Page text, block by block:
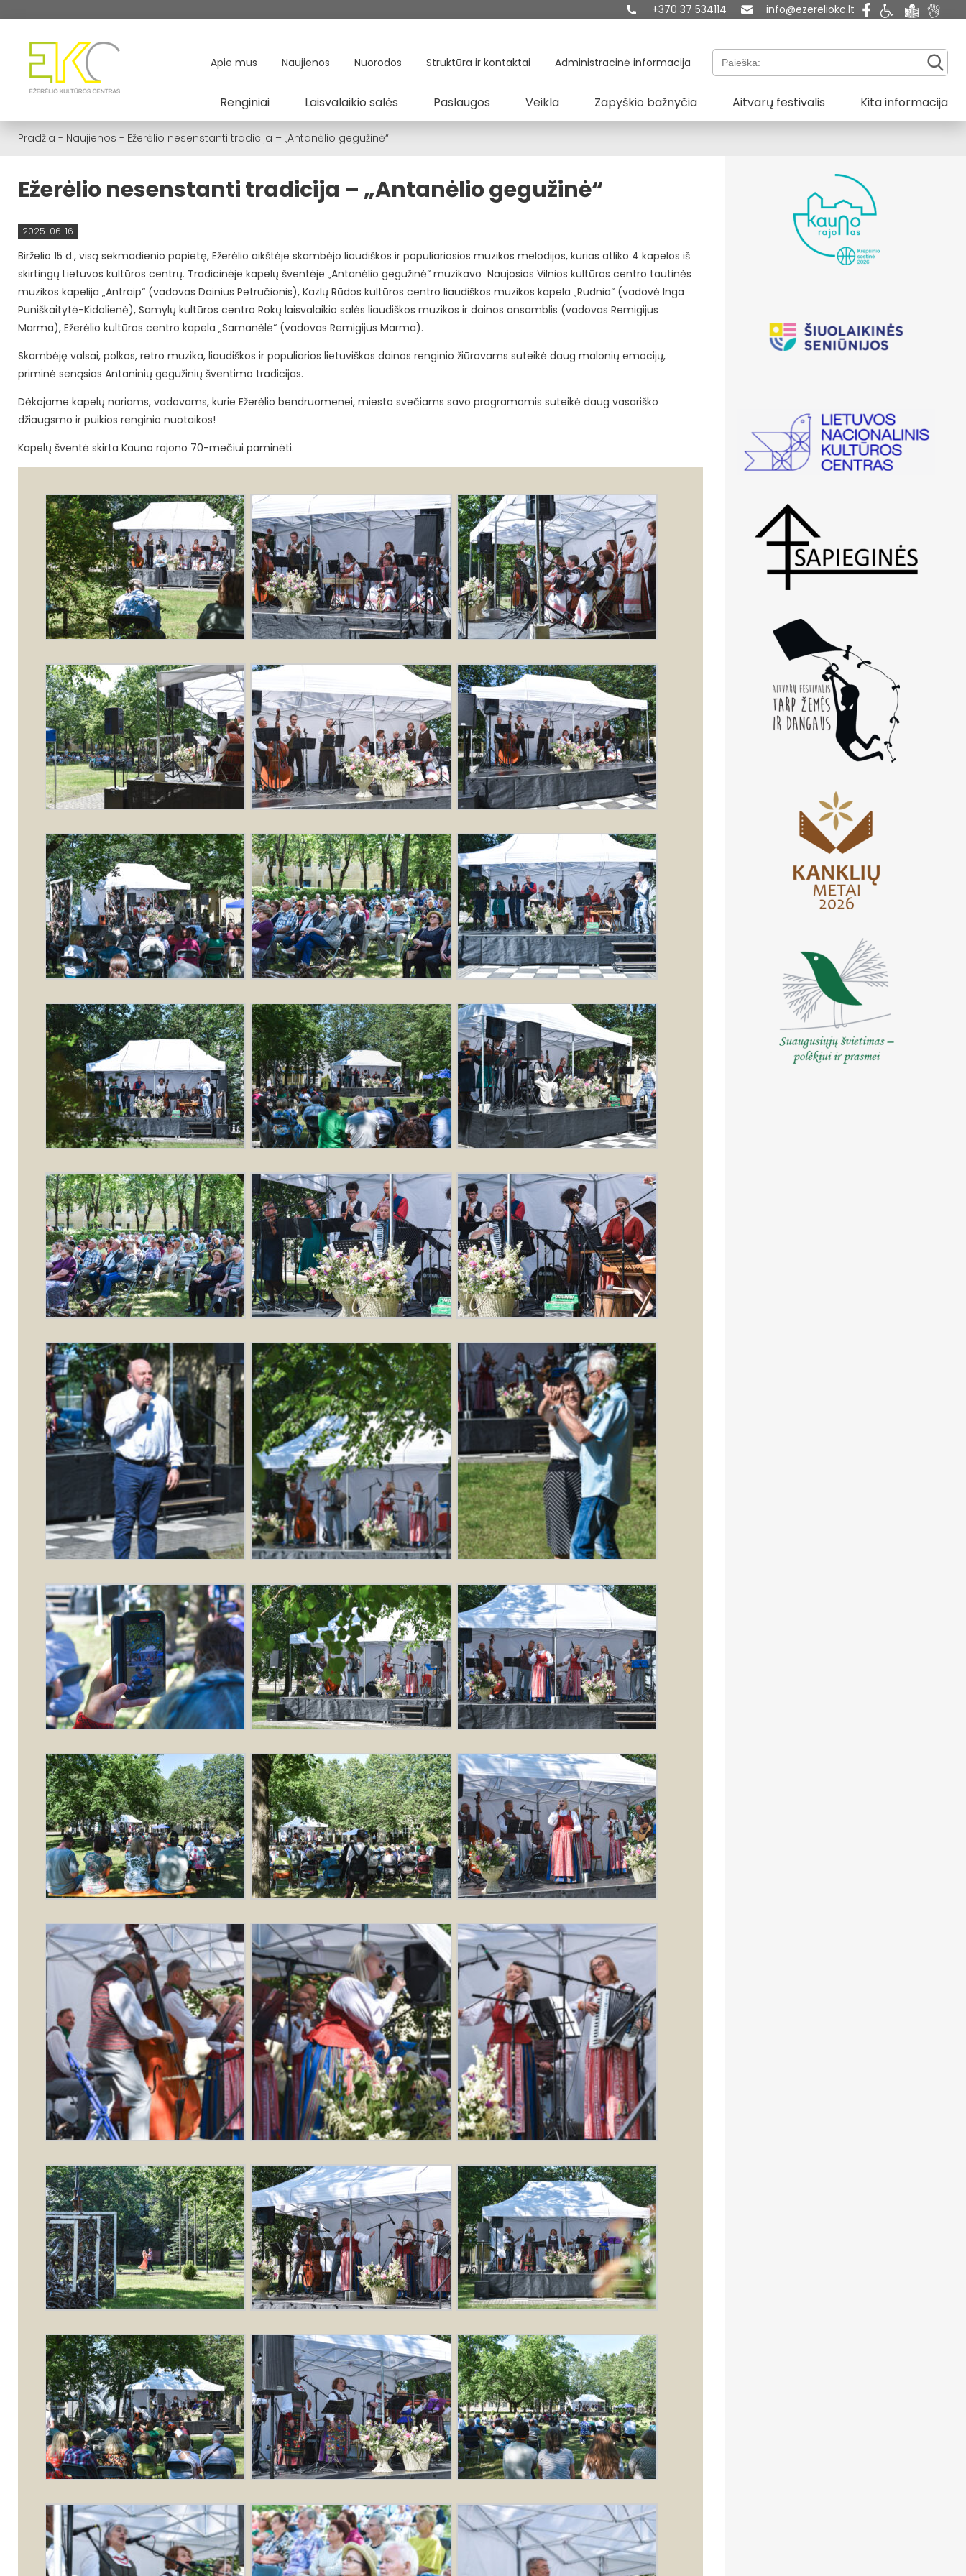
+370 37 534114 info@ezereliokc.lt
Apie mus Naujienos Nuorodos Struktūra ir kontaktai Administracinė informacija Paieška:
Renginiai Laisvalaikio salės Paslaugos Veikla Zapyškio bažnyčia Aitvarų festivalis Kita informacija
Pradžia - Naujienos - Ežerėlio nesenstanti tradicija – „Antanėlio gegužinė“
Ežerėlio nesenstanti tradicija – „Antanėlio gegužinė“
2025-06-16
Birželio 15 d., visą sekmadienio popietę, Ežerėlio aikštėje skambėjo liaudiškos ir populiariosios muzikos melodijos, kurias atliko 4 kapelos iš
skirtingų Lietuvos kultūros centrų. Tradicinėje kapelų šventėje „Antanėlio gegužinė“ muzikavo Naujosios Vilnios kultūros centro tautinės
muzikos kapelija „Antraip“ (vadovas Dainius Petručionis), Kazlų Rūdos kultūros centro liaudiškos muzikos kapela „Rudnia“ (vadovė Inga
Puniškaitytė-Kidolienė), Samylų kultūros centro Rokų laisvalaikio salės liaudiškos muzikos ir dainos ansamblis (vadovas Remigijus
Marma), Ežerėlio kultūros centro kapela „Samanėlė“ (vadovas Remigijus Marma).
Skambėję valsai, polkos, retro muzika, liaudiškos ir populiarios lietuviškos dainos renginio žiūrovams suteikė daug malonių emocijų,
priminė senąsias Antaninių gegužinių šventimo tradicijas.
Dėkojame kapelų nariams, vadovams, kurie Ežerėlio bendruomenei, miesto svečiams savo programomis suteikė daug vasariško
džiaugsmo ir puikios renginio nuotaikos!
Kapelų šventė skirta Kauno rajono 70-mečiui paminėti.